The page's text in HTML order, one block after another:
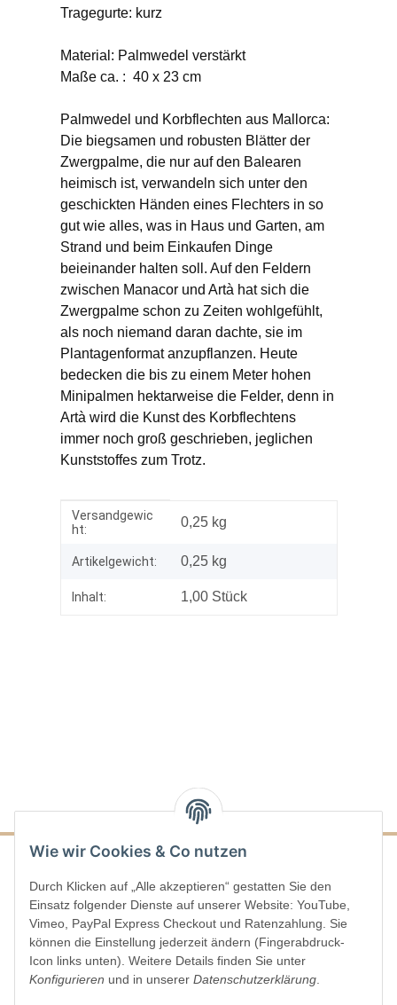
Wie wir Cookies & Co nutzen
Durch Klicken auf „Alle akzeptieren“ gestatten Sie den
Einsatz folgender Dienste auf unserer Website: YouTube,
Vimeo, PayPal Express Checkout und Ratenzahlung. Sie
können die Einstellung jederzeit ändern (Fingerabdruck-
Icon links unten). Weitere Details finden Sie unter
Konfigurieren und in unserer Datenschutzerklärung.
Tragegurte: kurz
Material: Palmwedel verstärkt
Maße ca. : 40 x 23 cm
Palmwedel und Korbflechten aus Mallorca:
Die biegsamen und robusten Blätter der
Zwergpalme, die nur auf den Balearen
heimisch ist, verwandeln sich unter den
geschickten Händen eines Flechters in so
gut wie alles, was in Haus und Garten, am
Strand und beim Einkaufen Dinge
beieinander halten soll. Auf den Feldern
zwischen Manacor und Artà hat sich die
Zwergpalme schon zu Zeiten wohlgefühlt,
als noch niemand daran dachte, sie im
Plantagenformat anzupflanzen. Heute
bedecken die bis zu einem Meter hohen
Minipalmen hektarweise die Felder, denn in
Artà wird die Kunst des Korbflechtens
immer noch groß geschrieben, jeglichen
Kunststoffes zum Trotz.
Produkteigenschaft
Wert
Versandgewic
ht:
0,25 kg
Artikelgewicht: 0,25 kg
Inhalt: 1,00 Stück
Informationen
Gesetzliche Informationen